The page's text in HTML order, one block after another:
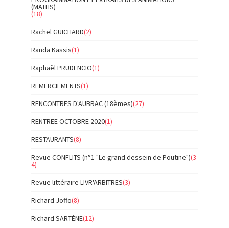
(MATHS)
(18)
Rachel GUICHARD(2)
Randa Kassis(1)
Raphaël PRUDENCIO(1)
REMERCIEMENTS(1)
RENCONTRES D'AUBRAC (18èmes)(27)
RENTREE OCTOBRE 2020(1)
RESTAURANTS(8)
Revue CONFLITS (n°1 "Le grand dessein de Poutine")(3
4)
Revue littéraire LIVR'ARBITRES(3)
Richard Joffo(8)
Richard SARTÈNE(12)